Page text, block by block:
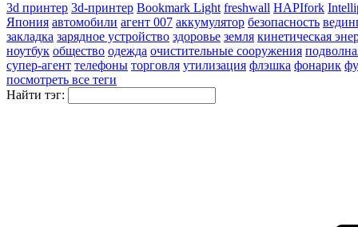
3d принтер 3d-принтер Bookmark Light freshwall HAPIfork
Япония автомобили агент 007 аккумулятор безопасность
закладка зарядное устройство здоровье земля кинетическая
ноутбук общество одежда очистительные сооружения
супер-агент телефоны торговля утилизация флэшка фонарик
посмотреть все теги
Найти тэг: